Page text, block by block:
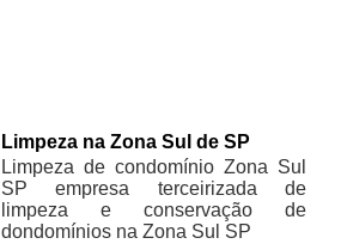
Limpeza na Zona Sul de SP
Limpeza de condomínio Zona Sul
SP empresa terceirizada de
limpeza e conservação de
dondomínios na Zona Sul SP